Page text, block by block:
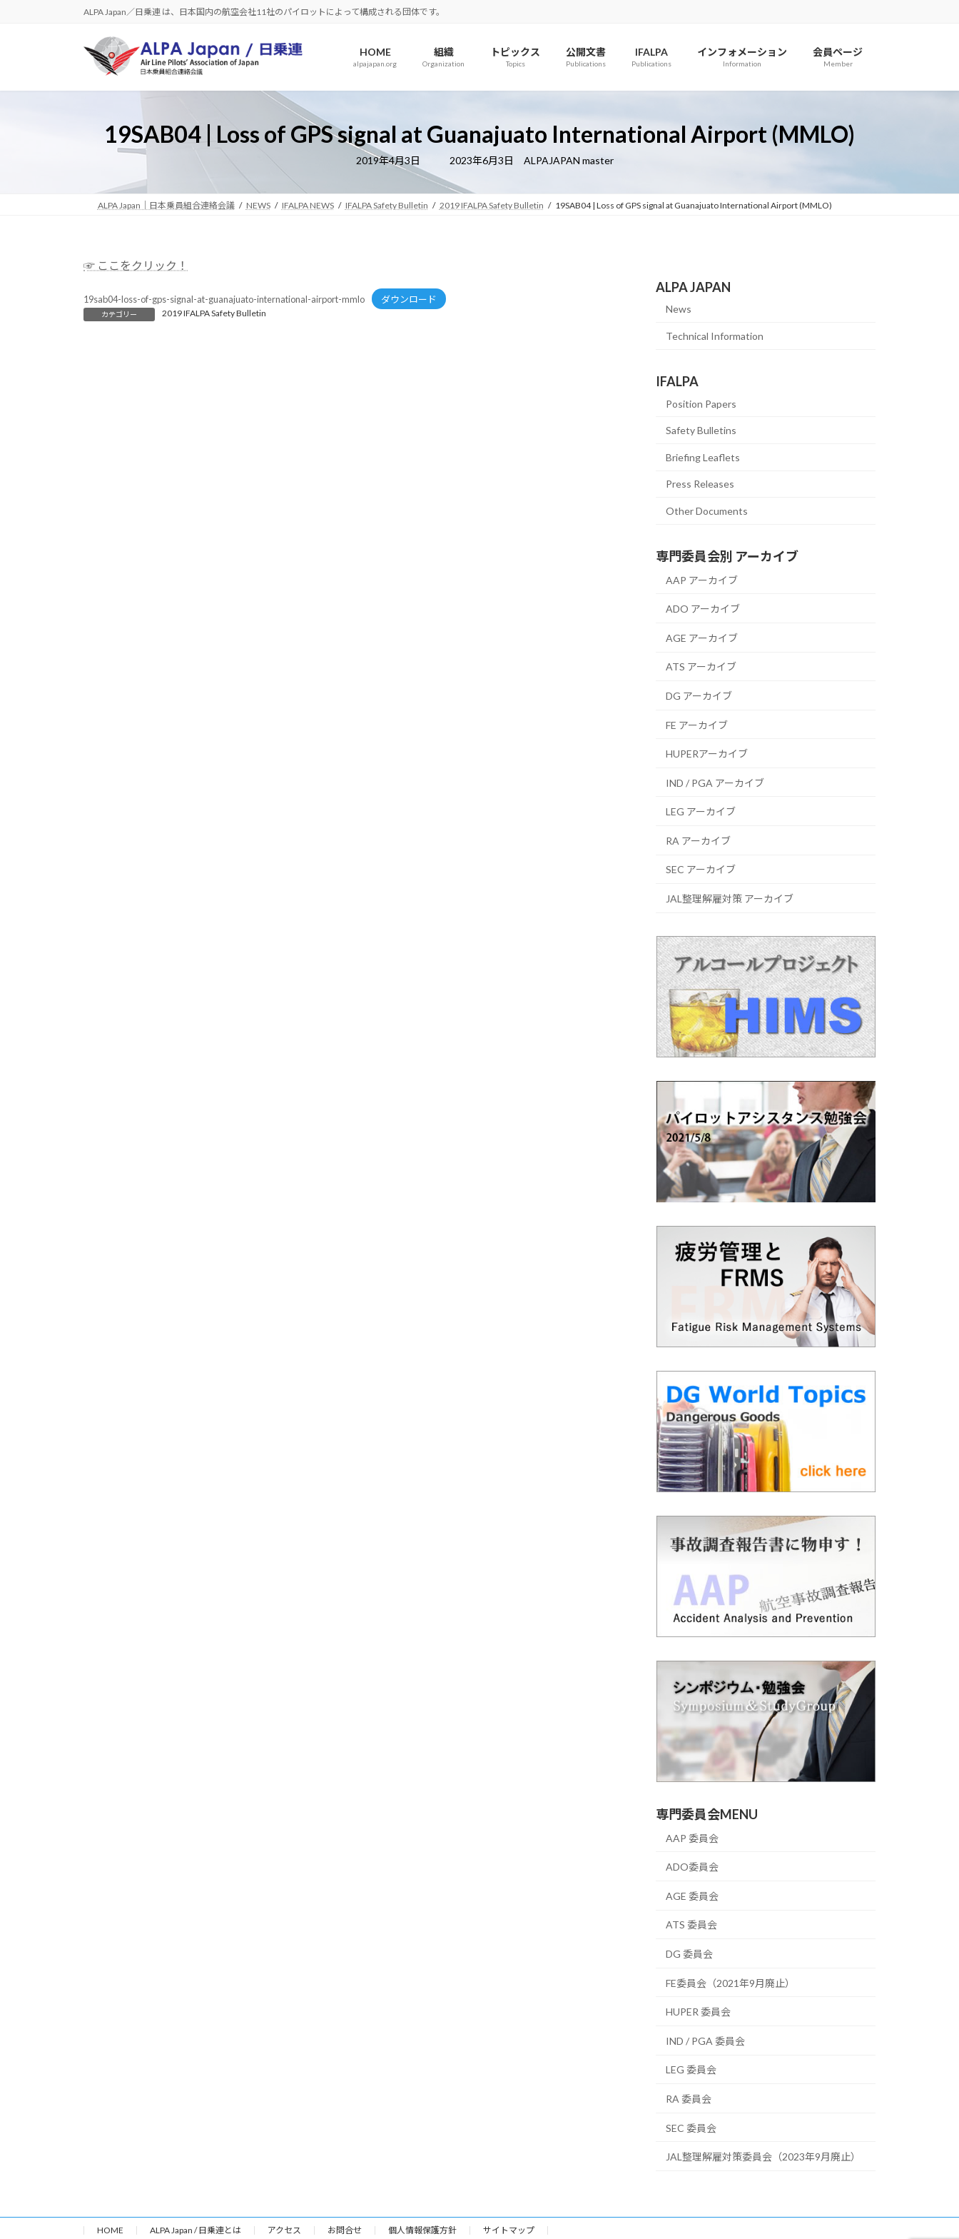
へ
ョ
ALPA Japan／日乗連 は、日本国内の航空会社11社のパイロットによって構成される団体です。
HOME
alpajapan.org
組織
Organization
トピックス
Topics
公開文書
Publications
IFALPA
Publications
インフォメーション
Information
会員ページ
Member
19SAB04 | Loss of GPS signal at Guanajuato International Airport (MMLO)
2019年4月3日
最
更
新
時
2023年6月3日 ALPAJAPAN master
ALPA Japan｜日本乗員組合連絡会議 NEWS IFALPA NEWS IFALPA Safety Bulletin 2019 IFALPA Safety Bulletin 19SAB04 | Loss of GPS signal at Guanajuato International Airport (MMLO)
☞ ここをクリック！
19sab04-loss-of-gps-signal-at-guanajuato-international-airport-mmlo ダウンロード
カテゴリー 2019 IFALPA Safety Bulletin
ALPA JAPAN
News
Technical Information
IFALPA
Position Papers
Safety Bulletins
Briefing Leaflets
Press Releases
Other Documents
専門委員会別 アーカイブ
AAP アーカイブ
ADO アーカイブ
AGE アーカイブ
ATS アーカイブ
DG アーカイブ
FE アーカイブ
HUPERアーカイブ
IND / PGA アーカイブ
LEG アーカイブ
RA アーカイブ
SEC アーカイブ
JAL整理解雇対策 アーカイブ
専門委員会MENU
AAP 委員会
ADO委員会
AGE 委員会
ATS 委員会
DG 委員会
FE委員会（2021年9月廃止）
HUPER 委員会
IND / PGA 委員会
LEG 委員会
RA 委員会
SEC 委員会
JAL整理解雇対策委員会（2023年9月廃止）
HOME ALPA Japan / 日乗連とは アクセス お問合せ 個人情報保護方針 サイトマップ